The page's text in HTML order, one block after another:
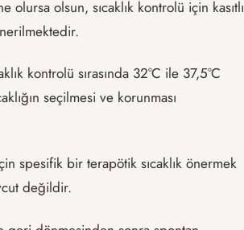
olursa olsun, sıcaklık kontrolü için kasıtlı
kontrolü sırasında 32°C ile 37,5°C
seçilmesi ve korunması
spesifik bir terapötik sıcaklık önermek
değildir.